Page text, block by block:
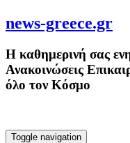
news-greece.gr
Η καθημερινή σας
Ανακοινώσεις
όλο τον Κόσμο
Toggle navigation